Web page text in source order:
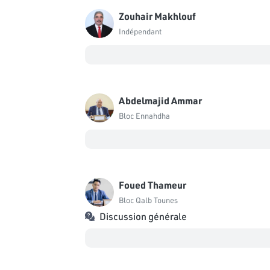
Zouhair Makhlouf
Indépendant
Abdelmajid Ammar
Bloc Ennahdha
Foued Thameur
Bloc Qalb Tounes
Discussion générale